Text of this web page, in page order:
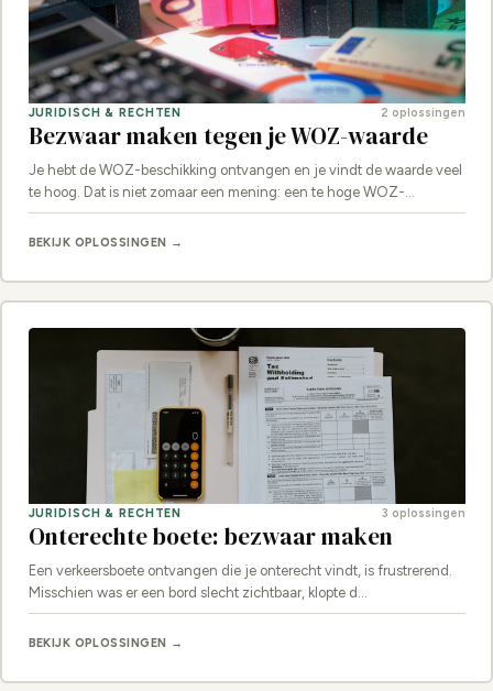
JURIDISCH & RECHTEN 2 oplossingen
Bezwaar maken tegen je WOZ-waarde
Je hebt de WOZ-beschikking ontvangen en je vindt de waarde veel
te hoog. Dat is niet zomaar een mening: een te hoge WOZ-…
BEKIJK OPLOSSINGEN →
JURIDISCH & RECHTEN 3 oplossingen
Onterechte boete: bezwaar maken
Een verkeersboete ontvangen die je onterecht vindt, is frustrerend.
Misschien was er een bord slecht zichtbaar, klopte d…
BEKIJK OPLOSSINGEN →